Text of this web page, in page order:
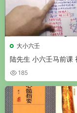
大小六壬
陆先生 小六壬马前课
集 185